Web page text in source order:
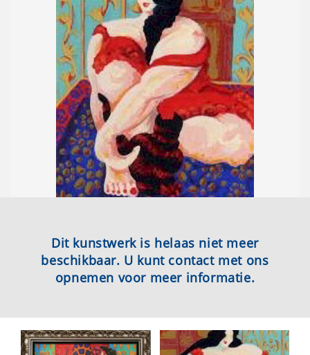
Dit kunstwerk is helaas niet meer
beschikbaar. U kunt contact met ons
opnemen voor meer informatie.